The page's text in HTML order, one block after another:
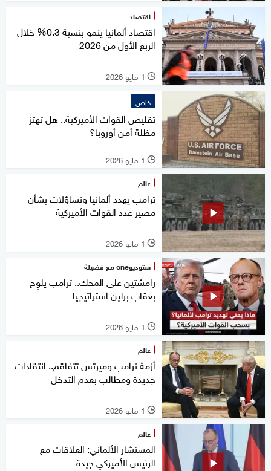
اقتصاد
اقتصاد ألمانيا ينمو بنسبة 0.3% خلال
الربع الأول من 2026
l 1 مايو 2026
خاص
تقليص القوات الأميركية.. هل تهتز
مظلة أمن أوروبا؟
l 1 مايو 2026
عالم
ترامب يهدد ألمانيا وتساؤلات بشأن
مصير عدد القوات الأميركية
l 1 مايو 2026
ستوديوone مع فضيلة
رامشتين على المحك.. ترامب يلوِح
بعقاب برلين استراتيجيا
l 1 مايو 2026
عالم
أزمة ترامب وميرتس تتفاقم.. انتقادات
جديدة ومطالب بعدم التدخل
l 1 مايو 2026
عالم
المستشار الألماني: العلاقات مع
الرئيس الأميركي جيدة